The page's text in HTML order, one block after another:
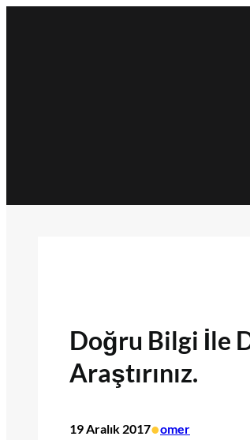
Doğru Bilgi İle
Araştırınız.
19 Aralık 2017•omer